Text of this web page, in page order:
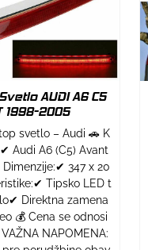
AUDI A6 C5
1998-2005
svetlo – Audi 🚗 K
Audi A6 (C5) Avant
Dimenzije:✔ 347 x 20
Tipsko LED t
Direktna zamena
💰 Cena se odnosi
NAPOMENA: